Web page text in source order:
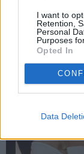
I want to
Retention,
Personal
Purposes
Opted In
Data
KULTŪRA